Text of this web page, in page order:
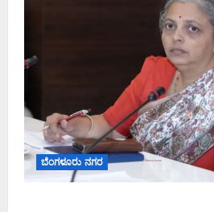
ಬೆಂಗಳೂರು ನಗರ